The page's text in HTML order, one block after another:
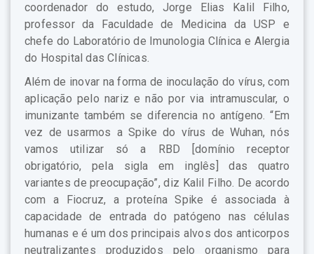
coordenador do estudo, Jorge Elias Kalil Filho,
professor da Faculdade de Medicina da USP e
chefe do Laboratório de Imunologia Clínica e Alergia
do Hospital das Clínicas.
Além de inovar na forma de inoculação do vírus, com
aplicação pelo nariz e não por via intramuscular, o
imunizante também se diferencia no antígeno. “Em
vez de usarmos a Spike do vírus de Wuhan, nós
vamos utilizar só a RBD [domínio receptor
obrigatório, pela sigla em inglês] das quatro
variantes de preocupação”, diz Kalil Filho. De acordo
com a Fiocruz, a proteína Spike é associada à
capacidade de entrada do patógeno nas células
humanas e é um dos principais alvos dos anticorpos
neutralizantes produzidos pelo organismo para